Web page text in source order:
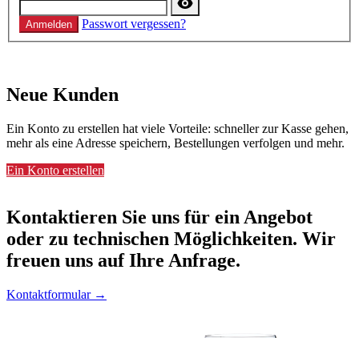
Anmelden Passwort vergessen?
Neue Kunden
Ein Konto zu erstellen hat viele Vorteile: schneller zur Kasse gehen,
mehr als eine Adresse speichern, Bestellungen verfolgen und mehr.
Ein Konto erstellen
Kontaktieren Sie uns für ein Angebot
oder zu technischen Möglichkeiten. Wir
freuen uns auf Ihre Anfrage.
Kontaktformular →